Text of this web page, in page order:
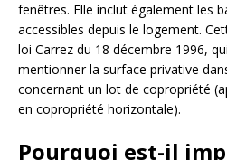
fenêtres. Elle inclut également les
accessibles depuis le logement.
loi Carrez du 18 décembre 1996,
mentionner la surface privative
concernant un lot de copropriété
en copropriété horizontale).
Pourquoi est-il